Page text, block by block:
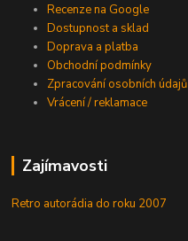
Recenze na Google
Dostupnost a sklad
Doprava a platba
Obchodní podmínky
Zpracování osobních údajů
Vrácení / reklamace
Zajímavosti
Retro autorádia do roku 2007